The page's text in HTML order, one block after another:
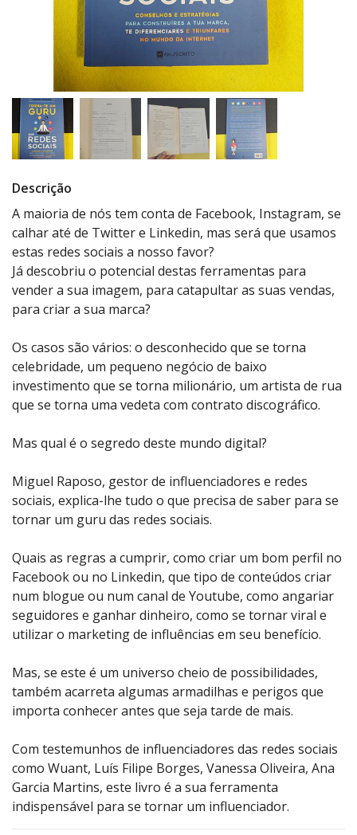
Descrição
A maioria de nós tem conta de Facebook, Instagram, se
calhar até de Twitter e Linkedin, mas será que usamos
estas redes sociais a nosso favor?
Já descobriu o potencial destas ferramentas para
vender a sua imagem, para catapultar as suas vendas,
para criar a sua marca?
Os casos são vários: o desconhecido que se torna
celebridade, um pequeno negócio de baixo
investimento que se torna milionário, um artista de rua
que se torna uma vedeta com contrato discográfico.
Mas qual é o segredo deste mundo digital?
Miguel Raposo, gestor de influenciadores e redes
sociais, explica-lhe tudo o que precisa de saber para se
tornar um guru das redes sociais.
Quais as regras a cumprir, como criar um bom perfil no
Facebook ou no Linkedin, que tipo de conteúdos criar
num blogue ou num canal de Youtube, como angariar
seguidores e ganhar dinheiro, como se tornar viral e
utilizar o marketing de influências em seu benefício.
Mas, se este é um universo cheio de possibilidades,
também acarreta algumas armadilhas e perigos que
importa conhecer antes que seja tarde de mais.
Com testemunhos de influenciadores das redes sociais
como Wuant, Luís Filipe Borges, Vanessa Oliveira, Ana
Garcia Martins, este livro é a sua ferramenta
indispensável para se tornar um influenciador.